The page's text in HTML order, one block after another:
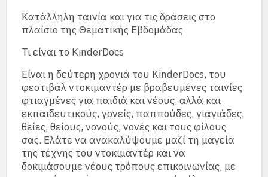
Κατάλληλη ταινία και για τις δράσεις στο
πλαίσιο της Θεματικής Εβδομάδας
Τι είναι το ΚinderDocs
Είναι η δεύτερη χρονιά του KinderDocs, τoυ
φεστιβάλ ντοκιμαντέρ με βραβευμένες ταινίες
φτιαγμένες για παιδιά και νέους, αλλά και
εκπαιδευτικούς, γονείς, παππούδες, γιαγιάδες,
θείες, θείους, νονούς, νονές και τους φίλους
σας. Ελάτε να ανακαλύψουμε μαζί τη μαγεία
της τέχνης του ντοκιμαντέρ και να
δοκιμάσουμε νέους τρόπους επικοινωνίας, με